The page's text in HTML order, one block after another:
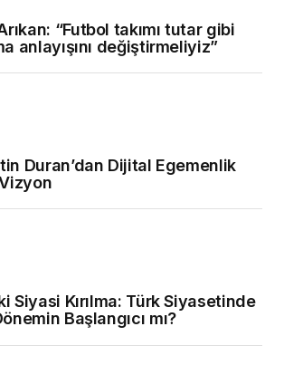
“Futbol takımı tutar gibi
anlayışını değiştirmeliyiz”
Duran’dan Dijital Egemenlik
Siyasi Kırılma: Türk Siyasetinde
Başlangıcı mı?